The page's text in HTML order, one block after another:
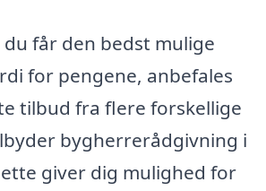
du får den bedst mulige
for pengene, anbefales
tilbud fra flere forskellige
bygherrerådgivning i
giver dig mulighed for